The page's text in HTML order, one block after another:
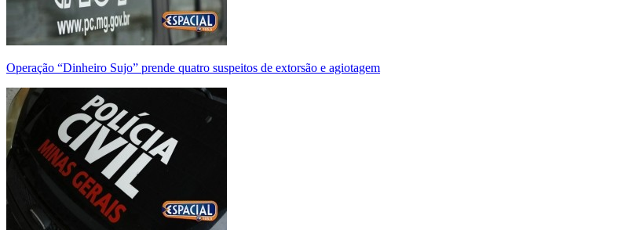
Operação “Dinheiro Sujo” prende quatro suspeitos de extorsão e agiotagem